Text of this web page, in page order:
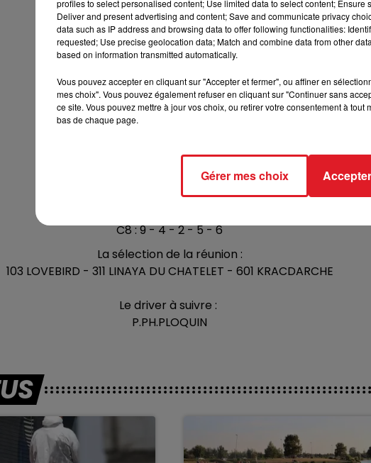
********
***** Hippodrome du Croisé-Laroche ****
C1 : 3 - 6 - 4 - 5 - 2
C2 : 12 - 2 - 1 - 10 - 7
C3 : 11 - 12 - 6 - 4 - 5
C5 : 9 - 6 - 4 - 2 - 3
C6 : 1 - 3 - 9 - 8 - 15
C8 : 9 - 4 - 2 - 5 - 6
La sélection de la réunion :
103 LOVEBIRD - 311 LINAYA DU CHATELET - 601 KRACDARCHE
Le driver à suivre :
P.PH.PLOQUIN
profiles to select personalised content; Use limited data to select content; Ensure
Deliver and present advertising and content; Save and communicate privacy
data such as IP address and browsing data to offer following functionalities:
requested; Use precise geolocation data; Match and combine data from other
based on information transmitted automatically.
Vous pouvez accepter en cliquant sur "Accepter et fermer", ou affiner en
mes choix". Vous pouvez également refuser en cliquant sur "Continuer sans
ce site. Vous pouvez mettre à jour vos choix, ou retirer votre consentement à
bas de chaque page.
Gérer mes choix